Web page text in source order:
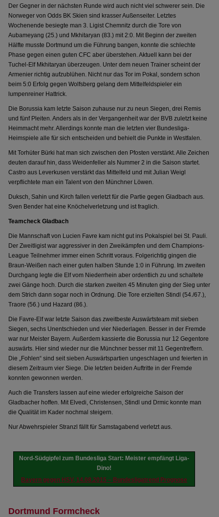
Der Gegner in der nächsten Runde wird auch nicht viel schwerer sein. Die
Norweger von Odds BK Skien sind krasser Außenseiter. Letztes
Wochenende besiegte man 3. Ligist Chemnitz durch die Tore von
Aubameyang (25.) und Mkhitaryan (83.) mit 2:0. Mit Beginn der zweiten
Hälfte musste Dortmund um die Führung bangen, konnte die schlechte
Phase gegen einen guten CFC aber überstehen. Aktuell kann bei der
Tuchel-Elf Mkhitaryan überzeugen. Unter dem neuen Trainer scheint der
Armenier richtig aufzublühen. Nicht nur das Tor im Pokal, sondern schon
beim 5:0 Erfolg gegen Wolfsberg gelang dem Mittelfeldspieler ein
lumpenreiner Hattrick.
Die Borussia kam letzte Saison zuhause nur zu neun Siegen, drei Remis
und fünf Pleiten. Anders als in der Vergangenheit war der BVB zuletzt keine
Heimmacht mehr. Allerdings konnte man die letzten vier Bundesliga-
Heimspiele alle für sich entscheiden und behielt die Punkte in Westfalen.
Mit Torhüter Bürki hat man sich zwischen den Pfosten verstärkt. Alle Zeichen
deuten darauf hin, dass Weidenfeller als Nummer 2 in die Saison startet.
Castro aus Leverkusen verstärkt das Mittelfeld und mit Julian Weigl
verpflichtete man ein Talent von den Münchner Löwen.
Duksch, Sahin und Kirch fallen verletzt für die Partie gegen Gladbach aus.
Sven Bender hat eine Knöchelverletzung und ist fraglich.
Teamcheck Gladbach
Die Mannschaft von Lucien Favre kam nicht gut ins Pokalspiel bei St. Pauli.
Der Zweitligist war aggressiver in den Zweikämpfen und dem Champions-
League Teilnehmer immer einen Schritt voraus. Folgerichtig gingen die
Braun-Weißen nach einer guten halben Stunde 1:0 in Führung. Im zweiten
Durchgang legte die Elf vom Niederrhein aber ordentlich zu und schaltete
zwei Gänge hoch. Durch die starken zweiten 45 Minuten ging der Sieg unter
dem Strich dann sogar noch in Ordnung. Die Tore erzielten Stindl (54./67.),
Traore (56.) und Hazard (86.).
Die Favre-Elf war letzte Saison das zweitbeste Auswärtsteam mit sieben
Siegen, sechs Unentschieden und vier Niederlagen. Besser in der Fremde
war nur Meister Bayern. Außerdem kassierte die Borussia nur 12 Gegentore
auswärts. Hier sind wieder nur die Münchner besser mit 11 Gegentreffern.
Die „Fohlen“ sind seit sieben Auswärtspartien ungeschlagen und feierten in
diesem Zeitraum vier Siege. Die letzten beiden Auftritte in der Fremde
konnten gewonnen werden.
Auch die Transfers lassen auf eine wieder erfolgreiche Saison der
Gladbacher hoffen. Mit Elvedi, Christensen, Stindl und Drmic konnte man
die Qualität im Kader nochmal steigern.
Nur Abwehrspieler Stranzl fällt für Samstagabend verletzt aus.
Nord-Südgipfel zum Bundesliga Start: Meister empfängt Liga-
Dino!
Bayern gegen HSV, 14.08.2015 – Bundesligatrend Prognose
Dortmund Formcheck